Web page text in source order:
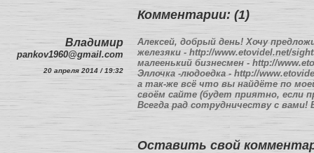
Комментарии: (1)
Владимир
pankov1960@gmail.com
20 апреля 2014 / 19:32
Алексей, добрый день! Хочу
железяки - http://www.etovidel.net/
малеенький бизнесмен - http://
Эллочка -людоедка - http://
а так-же всё что вы найдёте по
своём сайте (будет приятно, если
Всегда рад сотрудничеству с вами!
Оставить свой